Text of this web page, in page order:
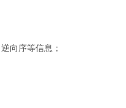
向序等信息；